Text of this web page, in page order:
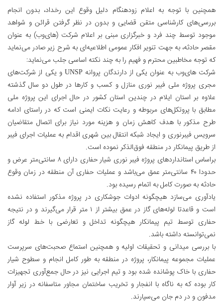
همچنین با توجه به اعلام زودهنگام دلیل وقوع این رخداد، بدون انجام
بررسی‌های کارشناسی متقن قضایی و بدون در نظر گرفتن قرائن و شواهد
موجود توسط چند فرد و خبرگزاری مبنی بر اعلام شرکت (های‌وب) به عنوان
مقصر حادثه، به جهت تنویر افکار عمومی اطلاعیه‌ای به شرح زیر صادر می‌نماید
که توجه مخاطبین محترم و فهیم را به چند نکته اساسی جلب می‌نماید:
شرکت های‌وب به عنوان یکی از دارندگان پروانه UNSP و یکی از شرکت‌های
مجری پروژه ملی فیبر نوری منازل و کسب و کارها در طول دو سال گذشته
علاوه بر استان ایلام در چندین استان کشور در حال اجرای این پروژه ملی
مطابق با پروتکل‌های مربوطه و رعایت نکات ایمنی است که در راستای ادامه
طرح مذکور با هدف کاهش زمان و هزینه مورد نیاز برای اتصال متقاضیان
سرویس فیبرنوری و ایجاد شبکه انتقال بین شهری اقدام به عملیات اجرای فیبر
از طریق پیمانکار در منطقه فوق‌الذکر نموده است.
براساس استانداردهای پروژه فیبر نوری شیار حفاری دارای ٨ سانتی‌متر عرض و
حدودا ۴۰ سانتی‌متر عمق می‌باشد و عملیات حفاری آن منطقه در زمان وقوع
حادثه به صورت کامل به اتمام رسیده بود.
یادآوری می‌سازد هیچگونه ادوات جوشکاری در پروژه مذکور استفاده نشده
است و قاعدتا لوله‌های گاز در عمق بیشتر از ۱ متر قرار می‌گیرند و در نتیجه
حفاری توسط تیم پیمانکار هیچگونه تداخل و تعارضی با خط لوله گاز
نمی‌توانسته داشته باشد.
با بررسی میدانی و تحقیقات اولیه و همچنین استماع صحبت‌های سرپرست
عملیات مجموعه پیمانکار، پروژه در منطقه به طور کامل انجام و سطوح شیار
حفاری با خاک پوشانده شده بود و تیم اجرایی نیز در حال جمع‌آوری تجهیزات
کار بوده که به ناگاه با انفجار و تخریب ساختمان مجاور متاسفانه در زیر آوار
مدفون و در دم جان می‌سپارند.